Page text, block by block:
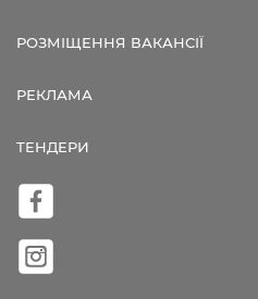
РОЗМІЩЕННЯ ВАКАНСІЇ
РЕКЛАМА
ТЕНДЕРИ